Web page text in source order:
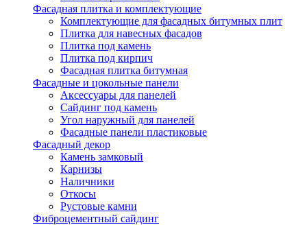
Фасадная плитка и комплектующие
Комплектующие для фасадных битумных плит
Плитка для навесных фасадов
Плитка под камень
Плитка под кирпич
Фасадная плитка битумная
Фасадные и цокольные панели
Аксессуары для панелей
Сайдинг под камень
Угол наружный для панелей
Фасадные панели пластиковые
Фасадный декор
Камень замковый
Карнизы
Наличники
Откосы
Рустовые камни
Фиброцементный сайдинг